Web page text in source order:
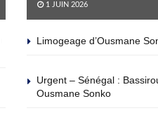
1 JUIN 2026
Limogeage d’Ousmane
Urgent – Sénégal :
Ousmane Sonko